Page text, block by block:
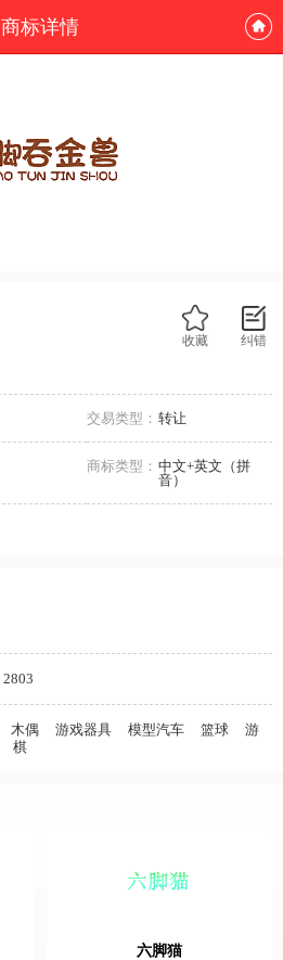
商标详情
纠错
收藏
交易类型： 转让
商标类型： 中文+英文（拼
音）
2803
木偶 游戏器具 模型汽车 篮球
游
棋
六脚猫